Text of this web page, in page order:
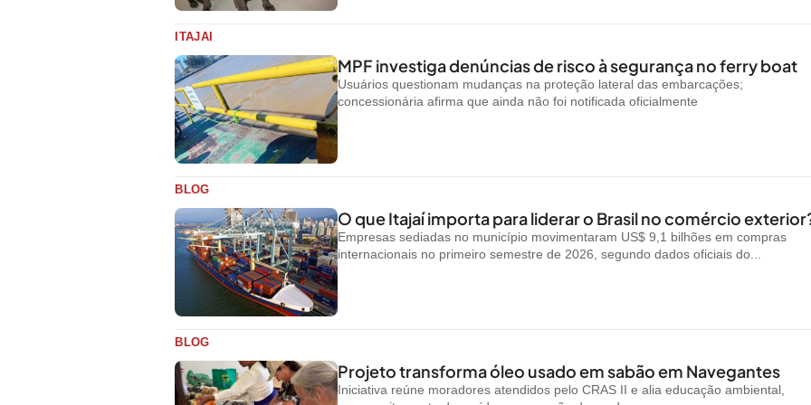
ITAJAI
MPF investiga denúncias de risco à segurança no ferry boat
Usuários questionam mudanças na proteção lateral das embarcações;
concessionária afirma que ainda não foi notificada oficialmente
BLOG
O que Itajaí importa para liderar o Brasil no comércio
Empresas sediadas no município movimentaram US$ 9,1 bilhões em compras
internacionais no primeiro semestre de 2026, segundo dados oficiais do...
BLOG
Projeto transforma óleo usado em sabão em Navegantes
Iniciativa reúne moradores atendidos pelo CRAS II e alia educação ambiental,